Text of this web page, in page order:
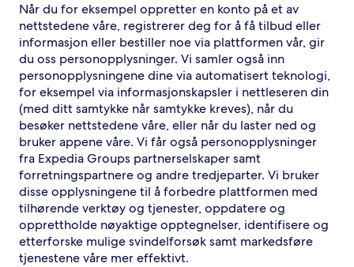
Når du for eksempel oppretter en konto på et av
nettstedene våre, registrerer deg for å få tilbud eller
informasjon eller bestiller noe via plattformen vår, gir
du oss personopplysninger. Vi samler også inn
personopplysningene dine via automatisert teknologi,
for eksempel via informasjonskapsler i nettleseren din
(med ditt samtykke når samtykke kreves), når du
besøker nettstedene våre, eller når du laster ned og
bruker appene våre. Vi får også personopplysninger
fra Expedia Groups partnerselskaper samt
forretningspartnere og andre tredjeparter. Vi bruker
disse opplysningene til å forbedre plattformen med
tilhørende verktøy og tjenester, oppdatere og
opprettholde nøyaktige opptegnelser, identifisere og
etterforske mulige svindelforsøk samt markedsføre
tjenestene våre mer effektivt.